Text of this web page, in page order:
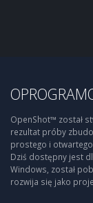
OpenShot™ został
rezultat próby
prostego i
Dziś dostępny jest
Windows, został
rozwija się jako